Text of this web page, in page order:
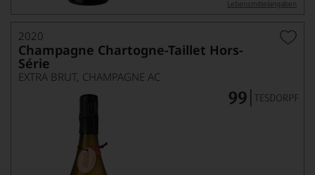
Lebensmittel­angaben
2020
Champagne Chartogne-Taillet Hors-
Série
EXTRA BRUT, CHAMPAGNE AC